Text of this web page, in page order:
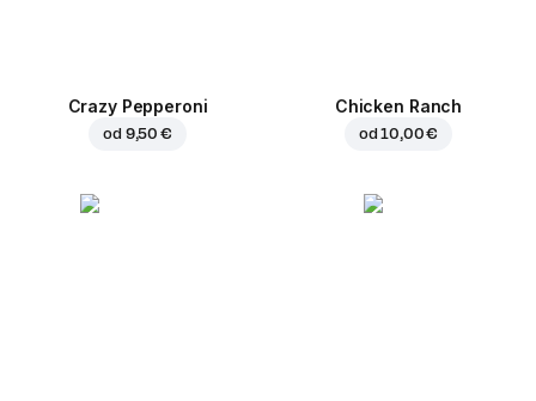
Crazy Pepperoni
od 9,50 €
Chicken Ranch
od10,00 €